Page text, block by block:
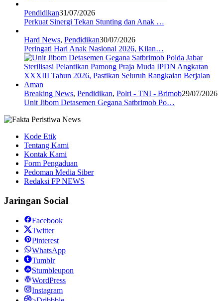
Pendidikan31/07/2026
Perkuat Sinergi Tekan Stunting dan Anak …
Hard News, Pendidikan30/07/2026
Peringati Hari Anak Nasional 2026, Kilan…
Breaking News, Pendidikan, Polri - TNI - Brimob29/07/2026
Unit Jibom Detasemen Gegana Satbrimob Po…
Kode Etik
Tentang Kami
Kontak Kami
Form Pengaduan
Pedoman Media Siber
Redaksi FP NEWS
Jaringan Social
Facebook
Twitter
Pinterest
WhatsApp
Tumblr
Stumbleupon
WordPress
Instagram